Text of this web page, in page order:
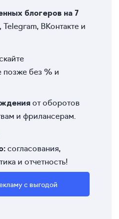
блогеров на 7
Telegram, ВКонтакте и
позже без % и
от оборотов
и фрилансерам.
согласования,
и отчетность!
с выгодой